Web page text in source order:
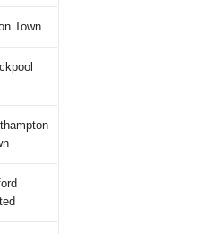
Town